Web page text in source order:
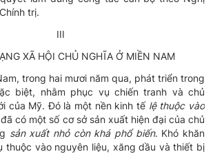
trị.
III
XÃ HỘI CHỦ NGHĨA Ở MIỀN NAM
trong hai mươi năm qua, phát triển trong
biệt, nhằm phục vụ chiến tranh và chủ
của Mỹ. Đó là một nền kinh tế lệ thuộc vào
có một số cơ sở sản xuất hiện đại của chủ
sản xuất nhỏ còn khá phổ biến. Khó khăn
thuộc vào nguyên liệu, xăng dầu và thiết bị